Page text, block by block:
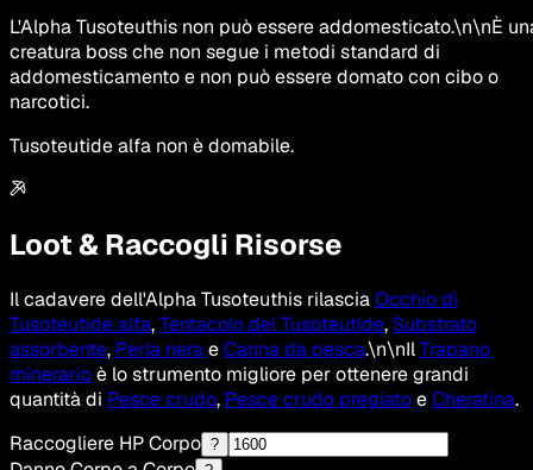
L'Alpha Tusoteuthis non può essere addomesticato.\n\nÈ
creatura boss che non segue i metodi standard di
addomesticamento e non può essere domato con cibo o
narcotici.
Tusoteutide alfa non è domabile.
Loot & Raccogli Risorse
Il cadavere dell'Alpha Tusoteuthis rilasciaOcchio di
Tusoteutide alfa,Tentacolo del Tusoteutide, Substrato
assorbente, Perla neraeCanna da pesca.\n\nIlTrapano
minerarioè lo strumento migliore per ottenere grandi
quantità di Pesce crudo, Pesce crudo pregiatoeCheratina.
Raccogliere HP Corpo ?